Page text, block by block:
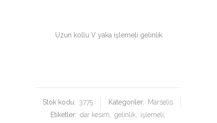
Uzun kollu V yaka işlemeli gelinlik
Stok kodu: 3775 Kategoriler:
Marselis
Etiketler: dar kesim gelinlik işlemeli